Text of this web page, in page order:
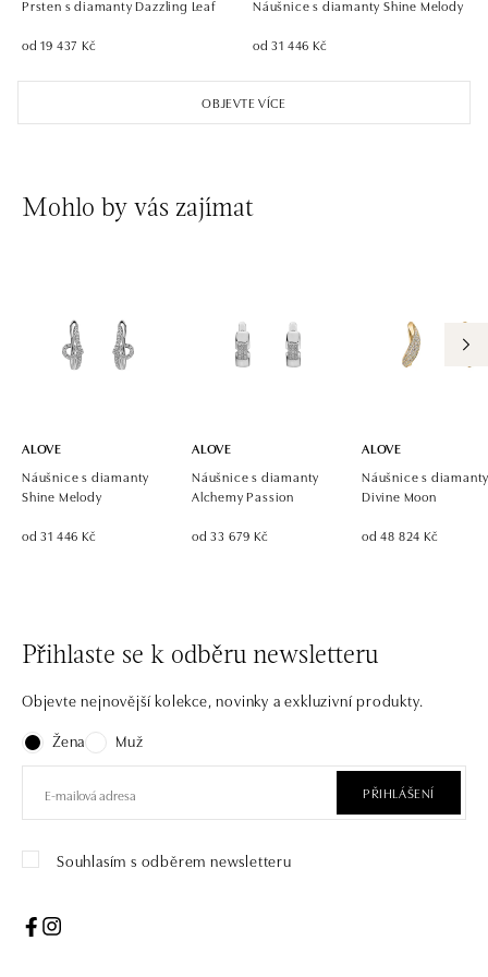
OBJEVTE VÍCE
Prsten s diamanty Dazzling Leaf
od 19 437 Kč
Náušnice s diamanty Shine Melody
od 31 446 Kč
Mohlo by vás zajímat
ALOVE
Náušnice s diamanty
Shine Melody
od 31 446 Kč
ALOVE
Náušnice s diamanty
Alchemy Passion
od 33 679 Kč
ALOVE
Náušnice s
Divine Moon
od 48 824 Kč
Přihlaste se k odběru newsletteru
Objevte nejnovější kolekce, novinky a exkluzivní produkty.
Žena
Muž
PŘIHLÁŠENÍ
Souhlasím s odběrem newsletteru